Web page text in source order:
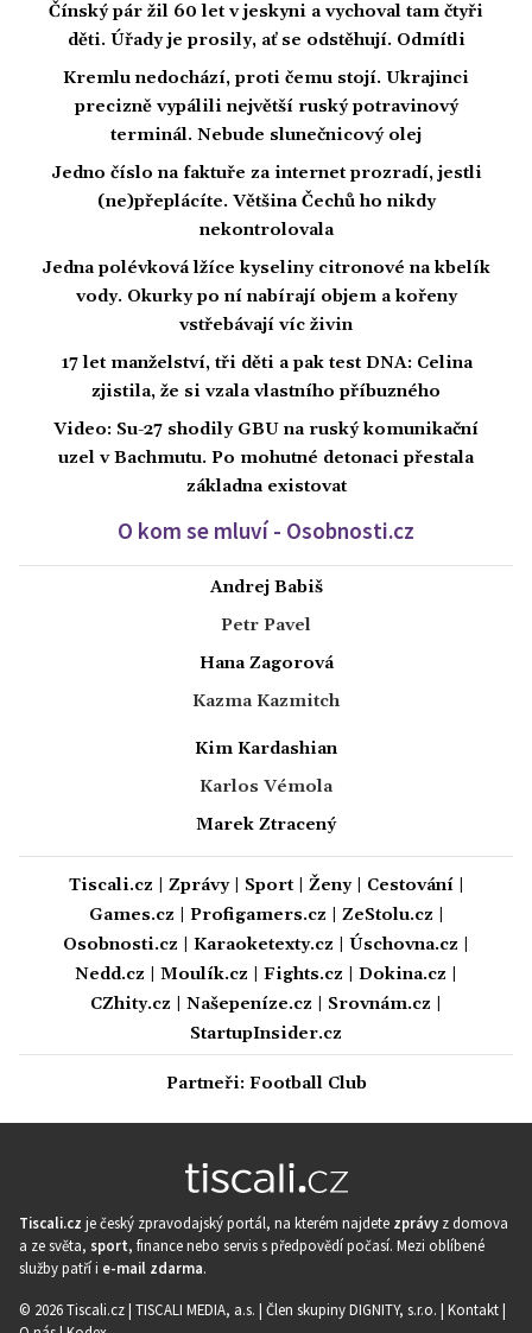
Čínský pár žil 60 let v jeskyni a vychoval tam čtyři
děti. Úřady je prosily, ať se odstěhují. Odmítli
Kremlu nedochází, proti čemu stojí. Ukrajinci
precizně vypálili největší ruský potravinový
terminál. Nebude slunečnicový olej
Jedno číslo na faktuře za internet prozradí, jestli
(ne)přeplácíte. Většina Čechů ho nikdy
nekontrolovala
Jedna polévková lžíce kyseliny citronové na kbelík
vody. Okurky po ní nabírají objem a kořeny
vstřebávají víc živin
17 let manželství, tři děti a pak test DNA: Celina
zjistila, že si vzala vlastního příbuzného
Video: Su-27 shodily GBU na ruský komunikační
uzel v Bachmutu. Po mohutné detonaci přestala
základna existovat
O kom se mluví - Osobnosti.cz
Andrej Babiš
Petr Pavel
Hana Zagorová
Kazma Kazmitch
Kim Kardashian
Karlos Vémola
Marek Ztracený
Tiscali.cz Zprávy| Sport| Ženy| Cestování|
Games.cz
Profigamers.cz ZeStolu.cz
Osobnosti.cz
Karaoketexty.cz Úschovna.cz
Nedd.cz
Moulík.cz Fights.cz Dokina.cz
CZhity.cz
Našepeníze.cz Srovnám.cz
StartupInsider.cz
Partneři: Football Club
Tiscali.cz je český zpravodajský portál, na kterém najdete zprávy z domova
a ze světa, sport, finance nebo servis s předpovědí počasí. Mezi oblíbené
služby patří i e-mail zdarma.
© 2026 Tiscali.cz | TISCALI MEDIA, a.s. | Člen skupiny DIGNITY, s.r.o. | Kontakt|